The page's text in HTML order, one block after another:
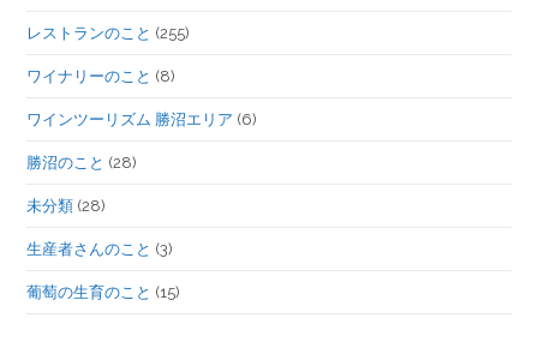
レストランのこと (255)
ワイナリーのこと (8)
ワインツーリズム 勝沼エリア (6)
勝沼のこと (28)
未分類 (28)
生産者さんのこと (3)
葡萄の生育のこと (15)